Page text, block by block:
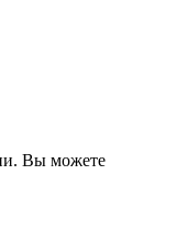
Вы можете